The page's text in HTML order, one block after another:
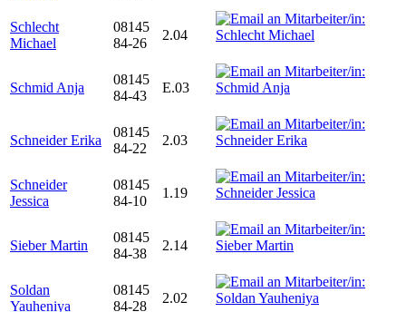
Schlecht
Michael
08145
84-26
2.04
Schmid Anja
08145
84-43
E.03
Schneider Erika
08145
84-22
2.03
Schneider
Jessica
08145
84-10
1.19
Sieber Martin
08145
84-38
2.14
Soldan
Yauheniya
08145
84-28
2.02